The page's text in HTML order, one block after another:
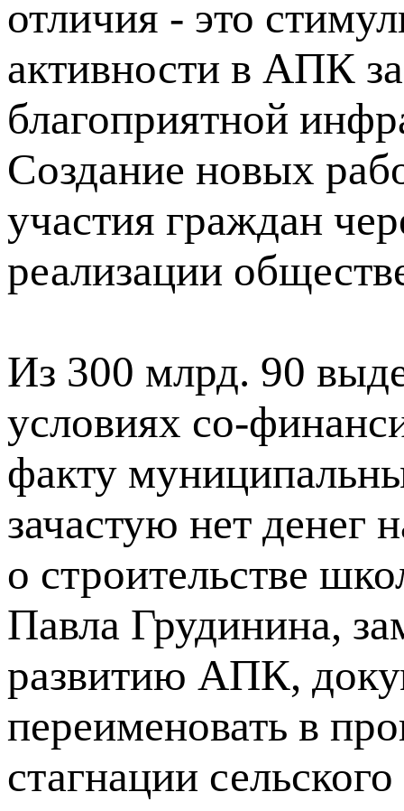
отличия - это
активности в АПК
благоприятной
Создание новых
участия граждан
реализации
Из 300 млрд. 90
условиях со-
факту
зачастую нет денег
о строительстве
Павла Грудинина,
развитию АПК,
переименовать в
стагнации